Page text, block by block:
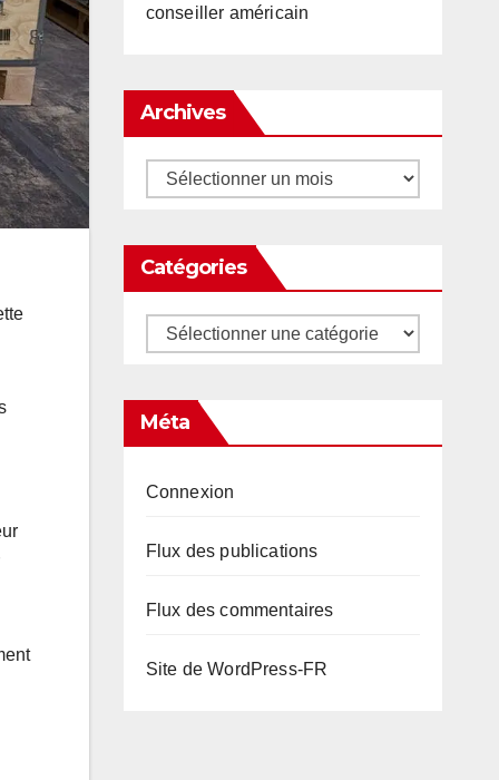
conseiller américain
Archives
Archives
Catégories
Catégories
Méta
Connexion
Flux des publications
Flux des commentaires
Site de WordPress-FR